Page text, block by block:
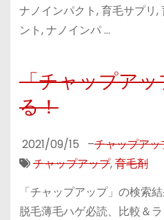
ナノインパクト, 育毛サプリ
ント, ナノインパ …
「チャップア
る！
2021/09/15 –チャップアッ
チャップアップ,育毛剤
「チャップアップ」の検索
脱毛薄毛ハゲ必読、比較＆